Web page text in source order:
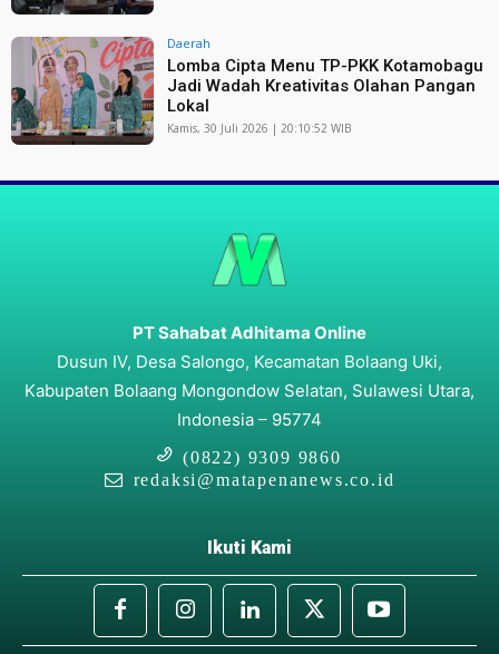
Daerah
Lomba Cipta Menu TP-PKK Kotamobagu
Jadi Wadah Kreativitas Olahan Pangan
Lokal
Kamis, 30 Juli 2026 | 20:10:52 WIB
PT Sahabat Adhitama Online
Dusun IV, Desa Salongo, Kecamatan Bolaang Uki,
Kabupaten Bolaang Mongondow Selatan, Sulawesi Utara,
Indonesia – 95774
(0822) 9309 9860
redaksi@matapenanews.co.id
Ikuti Kami